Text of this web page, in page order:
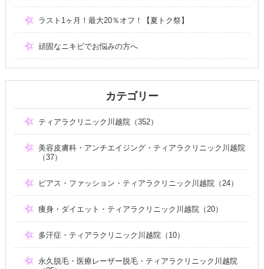
ラスト1ヶ月！最大20％オフ！【夏トク祭】
頑固なニキビでお悩みの方へ
カテゴリー
ティアラクリニック川越院（352）
美容皮膚科・アンチエイジング・ティアラクリニック川越院
（37）
ピアス・ファッション・ティアラクリニック川越院（24）
痩身・ダイエット・ティアラクリニック川越院（20）
多汗症・ティアラクリニック川越院（10）
永久脱毛・医療レーザー脱毛・ティアラクリニック川越院